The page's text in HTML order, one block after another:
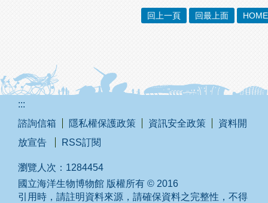
回上一頁 回最上面 HOME
:::
諮詢信箱
隱私權保護政策 資訊安全政策
資料開
放宣告
RSS訂閱
瀏覽人次： 1284454
國立海洋生物博物館 版權所有 © 2016
引用時，請註明資料來源，請確保資料之完整性，不得